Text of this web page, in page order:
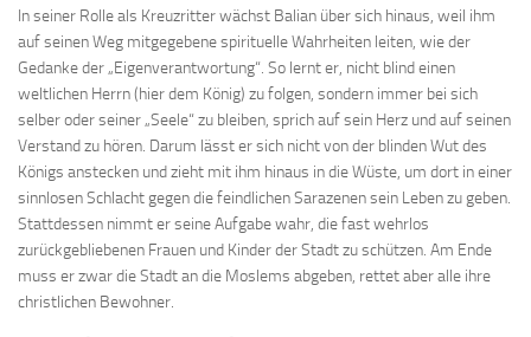
In seiner Rolle als Kreuzritter wächst Balian über sich hinaus, weil ihm
auf seinen Weg mitgegebene spirituelle Wahrheiten leiten, wie der
Gedanke der „Eigenverantwortung“. So lernt er, nicht blind einen
weltlichen Herrn (hier dem König) zu folgen, sondern immer bei sich
selber oder seiner „Seele“ zu bleiben, sprich auf sein Herz und auf seinen
Verstand zu hören. Darum lässt er sich nicht von der blinden Wut des
Königs anstecken und zieht mit ihm hinaus in die Wüste, um dort in einer
sinnlosen Schlacht gegen die feindlichen Sarazenen sein Leben zu geben.
Stattdessen nimmt er seine Aufgabe wahr, die fast wehrlos
zurückgebliebenen Frauen und Kinder der Stadt zu schützen. Am Ende
muss er zwar die Stadt an die Moslems abgeben, rettet aber alle ihre
christlichen Bewohner.